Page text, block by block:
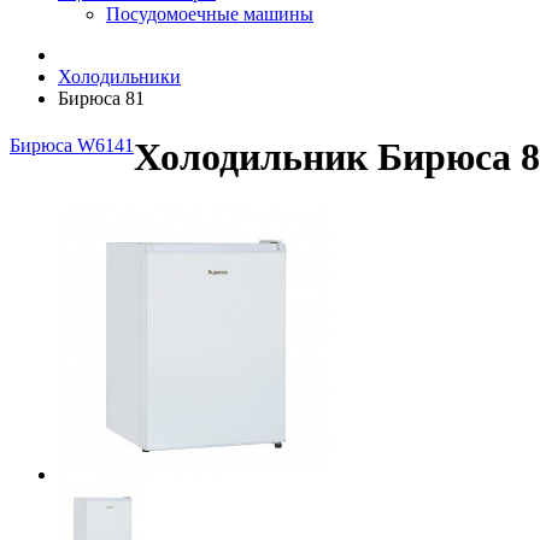
Посудомоечные машины
Холодильники
Бирюса 81
Бирюса W6141Холодильник Бирюса